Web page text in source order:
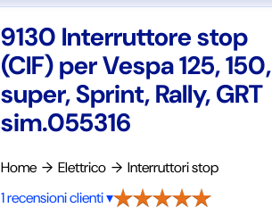
9130 Interruttore stop
(CIF) per Vespa 125, 150,
super, Sprint, Rally, GRT
sim.055316
Home → Elettrico → Interruttori stop
1 recensioni clienti ▾